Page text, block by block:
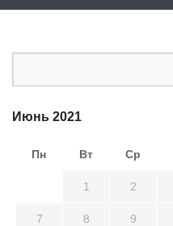
Июнь 2021
Пн Вт Ср
1 2
7 8 9